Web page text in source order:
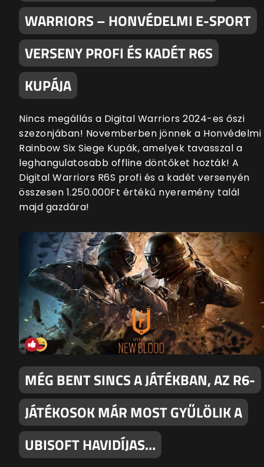
WARRIORS – HONVÉDELMI E-SPORT
VERSENY PROFI ÉS KADÉT R6S
KUPÁJA
Nincs megállás a Digital Warriors 2024-es őszi
szezonjában! Novemberben jönnek a Honvédelmi
Rainbow Six Siege Kupák, amelyek tavasszal a
leghangulatosabb offline döntőket hozták! A
Digital Warriors R6S profi és a kadét versenyén
összesen 1.250.000Ft értékű nyeremény talál
majd gazdára!
MÉG BENT SINCS A JÁTÉKBAN, AZ R6-
JÁTÉKOSOK MÁR MOST GYŰLÖLIK A
UBISOFT HAVIDÍJAS…